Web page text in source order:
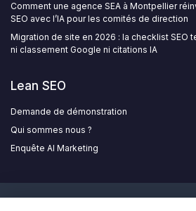
Comment une agence SEA à Montpellier
SEO avec l’IA pour les comités de direction
Migration de site en 2026 : la checklist SEO
ni classement Google ni citations IA
Lean SEO
Demande de démonstration
Qui sommes nous ?
Enquête AI Marketing